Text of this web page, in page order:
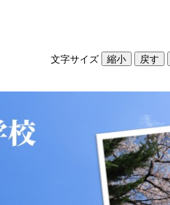
文字サイズ